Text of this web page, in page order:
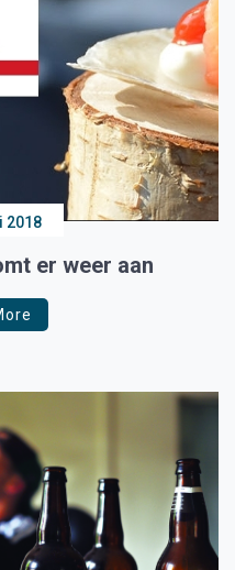
2018
er weer aan